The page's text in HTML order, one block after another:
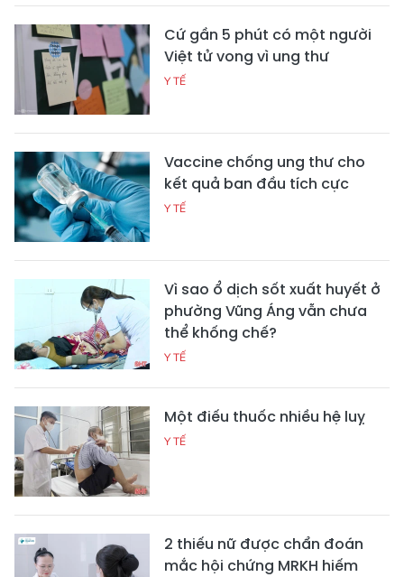
Cứ gần 5 phút có một người
Việt tử vong vì ung thư
Y TẾ
Vaccine chống ung thư cho
kết quả ban đầu tích cực
Y TẾ
Vì sao ổ dịch sốt xuất huyết ở
phường Vũng Áng vẫn chưa
thể khống chế?
Y TẾ
Một điếu thuốc nhiều hệ luỵ
Y TẾ
2 thiếu nữ được chẩn đoán
mắc hội chứng MRKH hiếm